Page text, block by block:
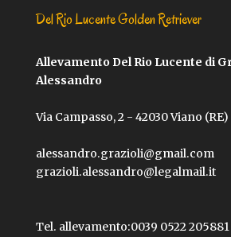
Del Rio Lucente Golden Retriever
Allevamento Del Rio Lucente di
Alessandro
Via Campasso, 2 - 42030 Viano (RE)
alessandro.grazioli@gmail.com
grazioli.alessandro@legalmail.it
Tel. allevamento:0039 0522 205881